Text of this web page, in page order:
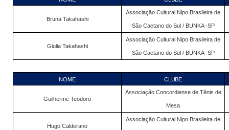
Bruna Takahashi
Associação Cultural Nipo Brasileira de
São Caetano do Sul / BUNKA -SP
Giulia Takahashi
Associação Cultural Nipo Brasileira de
São Caetano do Sul / BUNKA -SP
NOME CLUBE
Guilherme Teodoro
Associação Concordiense de Tênis de
Mesa
Hugo Calderano
Associação Cultural Nipo Brasileira de